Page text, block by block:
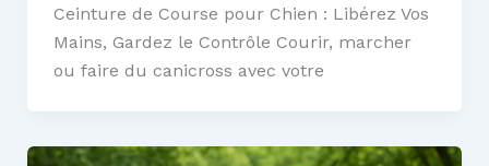
Ceinture de Course pour Chien : Libérez Vos
Mains, Gardez le Contrôle Courir, marcher
ou faire du canicross avec votre